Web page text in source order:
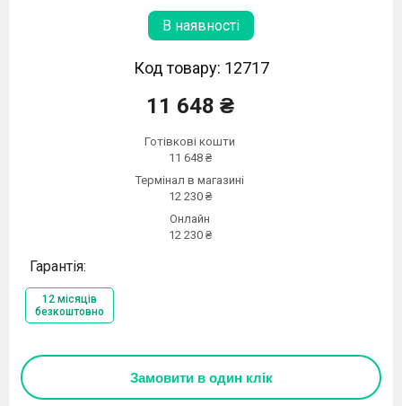
В наявності
Код товару: 12717
11 648 ₴
Готівкові кошти
11 648 ₴
Термінал в магазині
12 230 ₴
Онлайн
12 230 ₴
Гарантія:
12 місяців
безкоштовно
Замовити в один клік